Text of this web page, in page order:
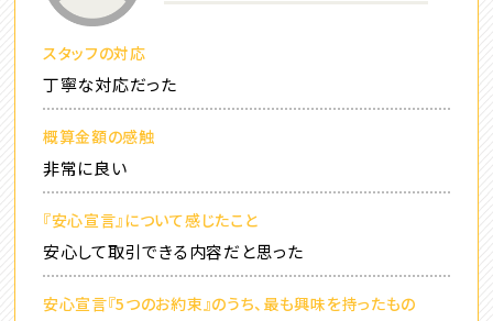
スタッフの対応
丁寧な対応だった
概算金額の感触
非常に良い
『安心宣言』について感じたこと
安心して取引できる内容だと思った
安心宣言『5つのお約束』のうち、最も興味を持ったもの